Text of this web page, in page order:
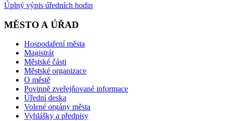
Úplný výpis úředních hodin
MĚSTO A ÚŘAD
Hospodaření města
Magistrát
Městské části
Městské organizace
O městě
Povinně zveřejňované informace
Úřední deska
Volené orgány města
Vyhlášky a předpisy